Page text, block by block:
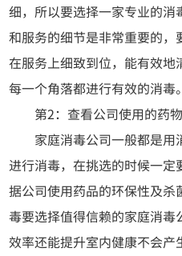
细，所以要选择一家专业的
和服务的细节是非常重要的
在服务上细致到位，能有效
每一个角落都进行有效的消毒。
第2：查看公司使用的药物
家庭消毒公司一般都是用
进行消毒，在挑选的时候一
据公司使用药品的环保性及
毒要选择值得信赖的家庭消
效率还能提升室内健康不会产